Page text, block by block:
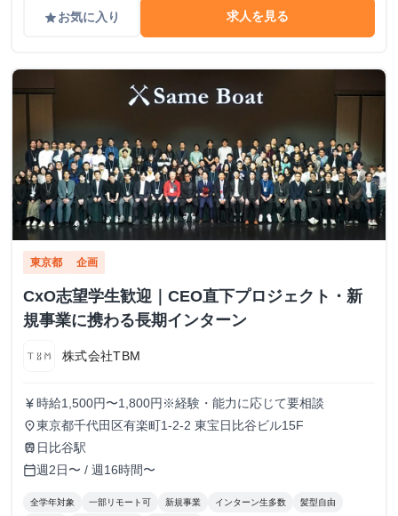
gradeお気に入り 求人を見る
東京都 企画
CxO志望学生歓迎｜CEO直下プロジェクト・新
規事業に携わる長期インターン
株式会社TBM
currency_yen 時給1,500円〜1,800円※経験・能力に応じて要相談
place東京都千代田区有楽町1-2-2 東宝日比谷ビル15F
train 日比谷駅
calendar_today週2日〜 / 週16時間〜
全学年対象 一部リモート可 新規事業 インターン生多数 髪型自由